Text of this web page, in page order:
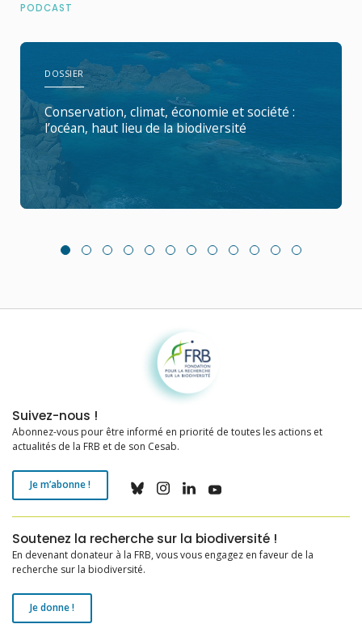
PODCAST
DOSSIER
Conservation, climat, économie et société :
l’océan, haut lieu de la biodiversité
Fondation pour la recherche sur la biodiversité
Suivez-nous !
Abonnez-vous pour être informé en priorité de toutes les actions et
actualités de la FRB et de son Cesab.
Je m’abonne !
Soutenez la recherche sur la biodiversité !
En devenant donateur à la FRB, vous vous engagez en faveur de la
recherche sur la biodiversité.
Je donne !